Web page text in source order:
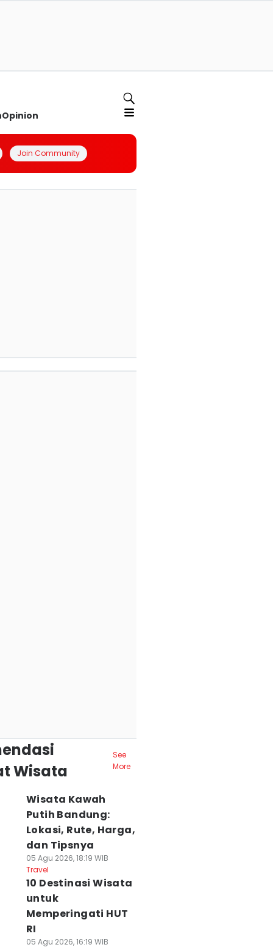
Opinion
Join Community
Wisata
See
More
Wisata Kawah
Putih Bandung:
Lokasi, Rute, Harga,
dan Tipsnya
05 Agu 2026, 18:19 WIB
Travel
10 Destinasi Wisata
untuk
Memperingati HUT
RI
05 Agu 2026, 16:19 WIB